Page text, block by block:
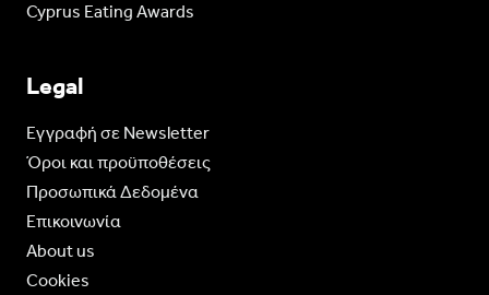
Cyprus Eating Awards
Legal
Eγγραφή σε Newsletter
Όροι και προϋποθέσεις
Προσωπικά Δεδομένα
Επικοινωνία
About us
Cookies